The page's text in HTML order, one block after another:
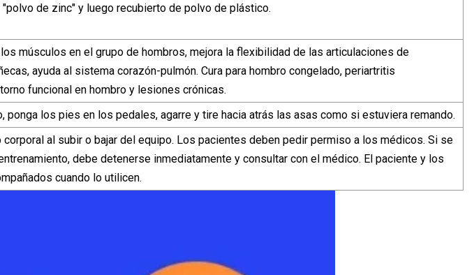
de zinc" y luego recubierto de polvo de plástico.
músculos en el grupo de hombros, mejora la flexibilidad de las articulaciones de
ayuda al sistema corazón-pulmón. Cura para hombro congelado, periartritis
funcional en hombro y lesiones crónicas.
ponga los pies en los pedales, agarre y tire hacia atrás las asas como si estuviera remando.
corporal al subir o bajar del equipo. Los pacientes deben pedir permiso a los médicos. Si se
debe detenerse inmediatamente y consultar con el médico. El paciente y los
cuando lo utilicen.